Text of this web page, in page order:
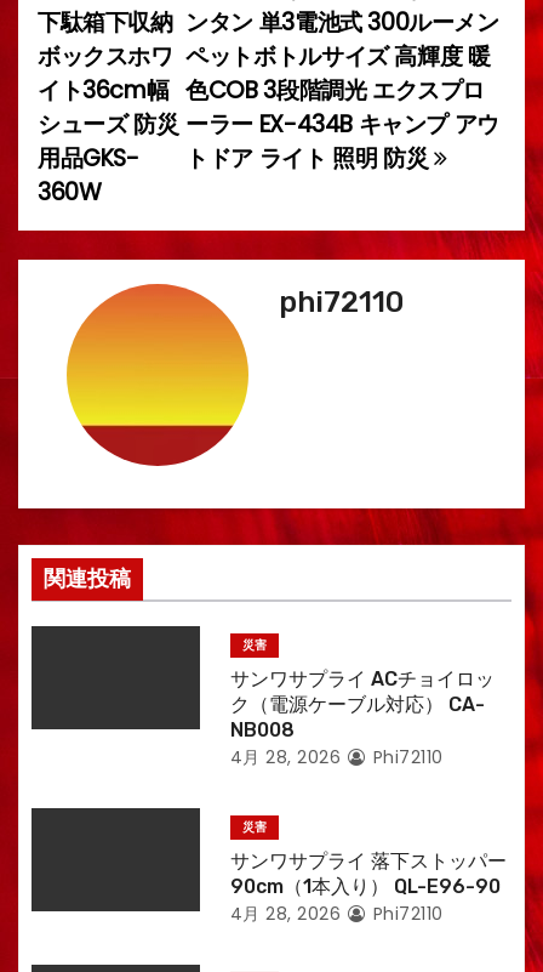
稿
ナ
ビ
ゲ
ー
ョ
ン
ンタン 単3電池式 300ルーメン
ペットボトルサイズ 高輝度 暖
色COB 3段階調光 エクスプロ
ーラー EX-434B キャンプ アウ
トドア ライト 照明 防災
下駄箱下収納
ボックスホワ
イト36cm幅
シューズ 防災
用品GKS-
360W
phi72110
関連投稿
災害
サンワサプライ ACチョイロッ
ク（電源ケーブル対応） CA-
NB008
4月 28, 2026 Phi72110
災害
サンワサプライ 落下ストッパー
90cm（1本入り） QL-E96-90
4月 28, 2026 Phi72110